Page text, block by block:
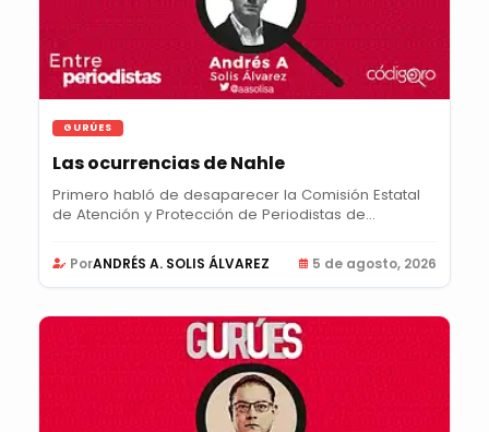
GURÚES
Las ocurrencias de Nahle
Primero habló de desaparecer la Comisión Estatal
de Atención y Protección de Periodistas de...
PorANDRÉS A. SOLIS ÁLVAREZ 5 de agosto, 2026